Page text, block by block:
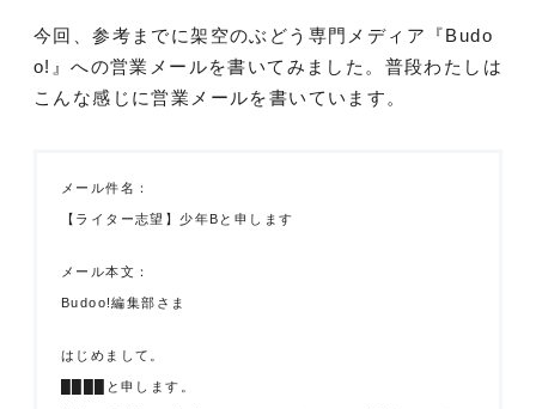
今回、参考までに架空のぶどう専門メディア『Budo
o!』への営業メールを書いてみました。普段わたしは
こんな感じに営業メールを書いています。
メール件名：
【ライター志望】少年Bと申します
メール本文：
Budoo!編集部さま
はじめまして。
████と申します。